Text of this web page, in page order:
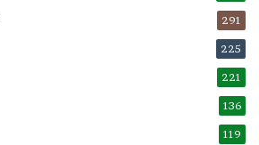
291
225
221
136
119